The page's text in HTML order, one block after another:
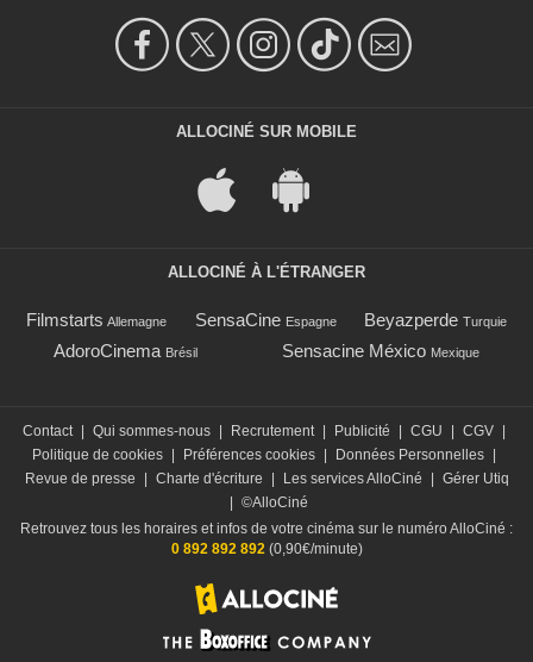
ALLOCINÉ SUR MOBILE
ALLOCINÉ À L'ÉTRANGER
Filmstarts Allemagne SensaCine Espagne Beyazperde Turquie
AdoroCinema Brésil Sensacine México Mexique
Contact Qui sommes-nous Recrutement Publicité CGU CGV
Politique de cookies
Préférences cookies Données Personnelles
Revue de presse
Charte d'écriture Les services AlloCiné
Gérer Utiq
©AlloCiné
Retrouvez tous les horaires et infos de votre cinéma sur le numéro AlloCiné :
0 892 892 892(0,90€/minute)